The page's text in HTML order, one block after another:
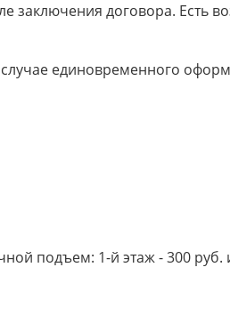
заключения договора. Есть
единовременного
подъем: 1-й этаж - 300 руб.